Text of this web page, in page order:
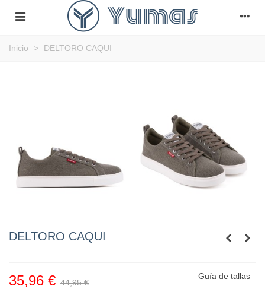
Inicio > DELTORO CAQUI
DELTORO CAQUI
35,96 € 44,95 €
Guía de tallas